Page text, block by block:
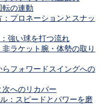
転の連動
プロネーションとスナッ
強い球を打つ流れ
ラケット腕・体勢の取り
フォワードスイングへの
へのリカバー
：スピードとパワーを磨